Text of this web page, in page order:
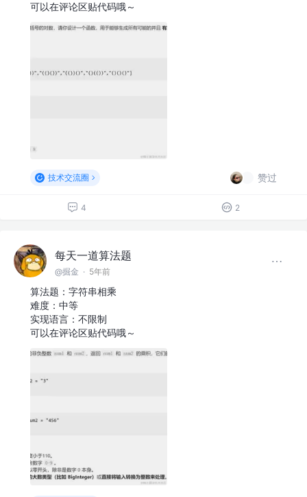
可以在评论区贴代码哦～
技术交流圈 赞过
4 2
每天一道算法题
@掘金 · 5年前
算法题：字符串相乘
难度：中等
实现语言：不限制
可以在评论区贴代码哦～